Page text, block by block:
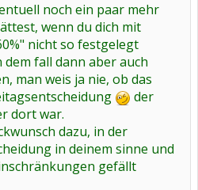
noch ein paar mehr
wenn du dich mit
nicht so festgelegt
dem fall dann aber auch
man weis ja nie, ob das
der
dort war.
dazu, in der
in deinem sinne und
gefällt